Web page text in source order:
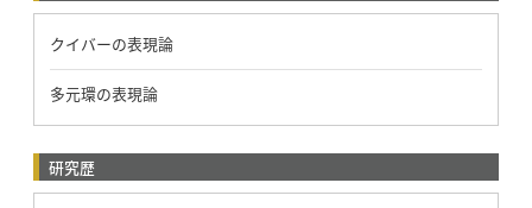
クイバーの表現論
多元環の表現論
研究歴